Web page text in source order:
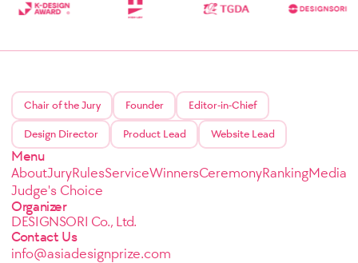
Chair of the Jury Founder Editor-in-Chief
Design Director Product Lead Website Lead
Menu
AboutJuryRulesServiceWinnersCeremonyRankingMedia
Judge's Choice
Organizer
DESIGNSORI Co., Ltd.
Contact Us
info@asiadesignprize.com